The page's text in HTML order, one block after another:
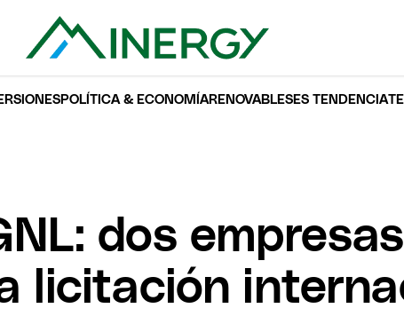
POLÍTICA & ECONOMÍARENOVABLESES TENDENCIA
dos
licitación